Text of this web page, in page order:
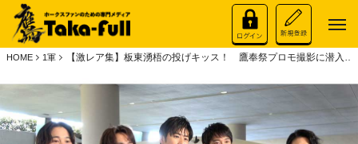
HOME 1軍 【激レア集】板東湧梧の投げキッス！ 鷹奉祭プロモ撮影に潜入